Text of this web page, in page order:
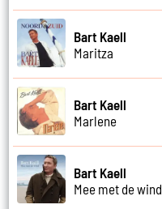
Bart Kaell
Maritza
Bart Kaell
Marlene
Bart Kaell
Mee met de wind